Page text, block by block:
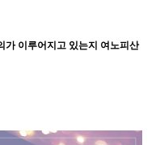
가 이루어지고 있는지 여노피산